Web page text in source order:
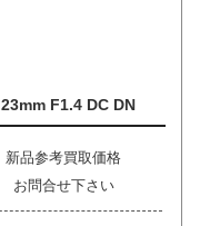
23mm F1.4 DC DN
新品参考買取価格
お問合せ下さい